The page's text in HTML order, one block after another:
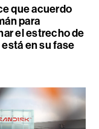
que acuerdo
para
el estrecho de
en su fase